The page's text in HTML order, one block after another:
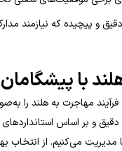
و پیچیده که نیازمند
با پیشگامان
فرآیند مهاجرت به هلند را
و بر اساس استانداردهای
مدیریت می‌کنیم. از انتخاب